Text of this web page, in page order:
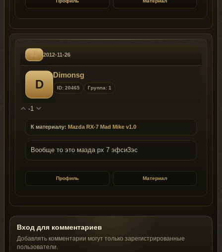
#2 2012-11-26
D
Dimonsg
ID: 20465 Группа: 1
-1
К материалу: Mazda RX-7 Mad Mike v1.0
Вообще то это мазда рх 7 эфси3эс
Профиль Материал
Вход для комментариев
Добавлять комментарии могут только зарегистрированные
пользователи.